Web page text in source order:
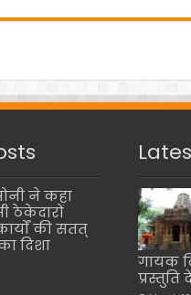
ने कहा
ठेकेदारों
की सतत्
दिशा
गायक
प्रस्तुति